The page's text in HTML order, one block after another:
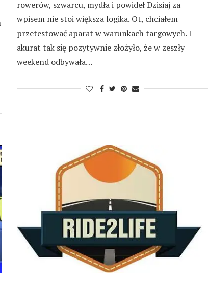
rowerów, szwarcu, mydła i powideł Dzisiaj za
wpisem nie stoi większa logika. Ot, chciałem
przetestować aparat w warunkach targowych. I
akurat tak się pozytywnie złożyło, że w zeszły
weekend odbywała…